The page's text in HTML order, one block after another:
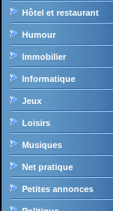
Hôtel et restaurant
Humour
Immobilier
Informatique
Jeux
Loisirs
Musiques
Net pratique
Petites annonces